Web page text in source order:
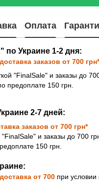
Оплата
Украине 1-2 дня:
заказов от 700 грн*
"FinalSale" и заказы до
предоплате 150 грн.
2-7 дней:
заказов от 700 грн*
и заказы до 700
150 грн.
от 700 при условии